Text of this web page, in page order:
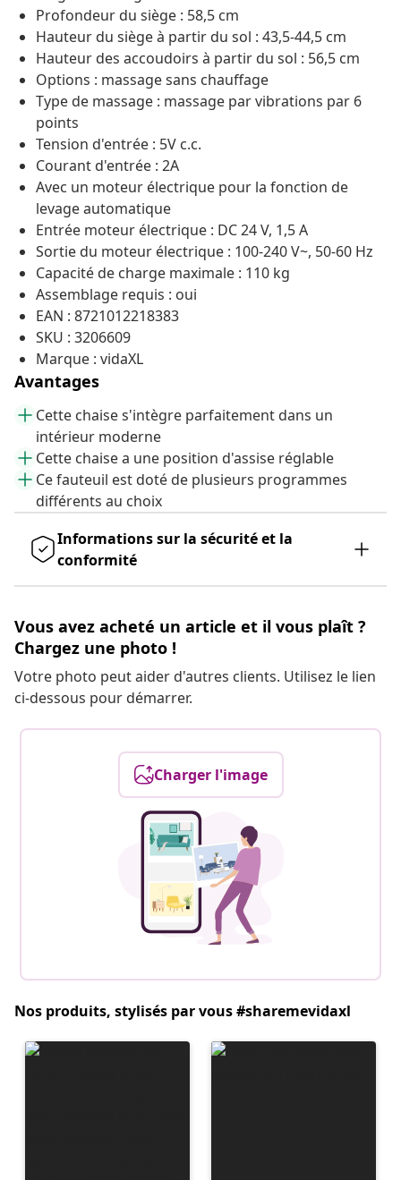
Profondeur du siège : 58,5 cm
Hauteur du siège à partir du sol : 43,5-44,5 cm
Hauteur des accoudoirs à partir du sol : 56,5 cm
Options : massage sans chauffage
Type de massage : massage par vibrations par 6
points
Tension d'entrée : 5V c.c.
Courant d'entrée : 2A
Avec un moteur électrique pour la fonction de
levage automatique
Entrée moteur électrique : DC 24 V, 1,5 A
Sortie du moteur électrique : 100-240 V~, 50-60 Hz
Capacité de charge maximale : 110 kg
Assemblage requis : oui
EAN : 8721012218383
SKU : 3206609
Marque : vidaXL
Avantages
Cette chaise s'intègre parfaitement dans un
intérieur moderne
Cette chaise a une position d'assise réglable
Ce fauteuil est doté de plusieurs programmes
différents au choix
Informations sur la sécurité et la
conformité
Vous avez acheté un article et il vous plaît ?
Chargez une photo !
Votre photo peut aider d'autres clients. Utilisez le lien
ci-dessous pour démarrer.
Charger l'image
Nos produits, stylisés par vous #sharemevidaxl